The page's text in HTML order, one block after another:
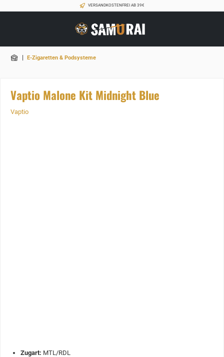
VERSANDKOSTENFREI AB 39€
| E-Zigaretten & Podsysteme
Vaptio Malone Kit Midnight Blue
Vaptio
Zugart: MTL/RDL